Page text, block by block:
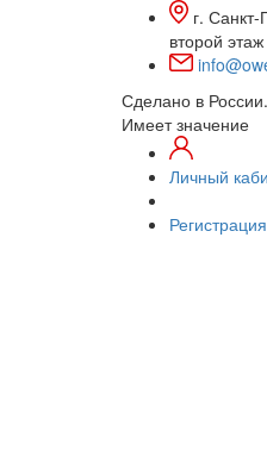
г.
второй этаж
Сделано в России.
Имеет значение
Личный
Регистрация